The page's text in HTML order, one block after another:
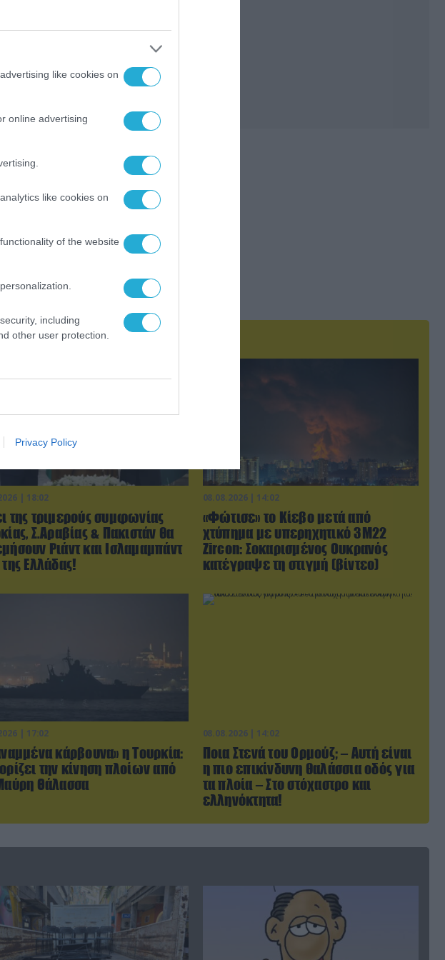
like cookies on
online advertising
like cookies on
of the website
including
other user protection.
Privacy Policy
| 18:02
της τριμερούς συμφωνίας
Σ.Αραβίας & Πακιστάν θα
Ριάντ και Ισλαμαμπάντ
Ελλάδας!
08.08.2026 | 14:02
«Φώτισε» το Κίεβο μετά από
χτύπημα με υπερηχητικό 3M22
Zircon: Σοκαρισμένος Ουκρανός
κατέγραψε τη στιγμή (βίντεο)
| 17:02
κάρβουνα» η Τουρκία:
την κίνηση πλοίων από
Θάλασσα
08.08.2026 | 14:02
Ποια Στενά του Ορμούζ; – Αυτή είναι
η πιο επικίνδυνη θαλάσσια οδός για
τα πλοία – Στο στόχαστρο και
ελληνόκτητα!